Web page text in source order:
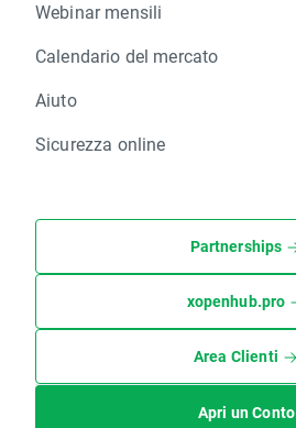
Webinar mensili
Calendario del mercato
Aiuto
Sicurezza online
Partnerships
xopenhub.pro
Area Clienti
Apri un Conto